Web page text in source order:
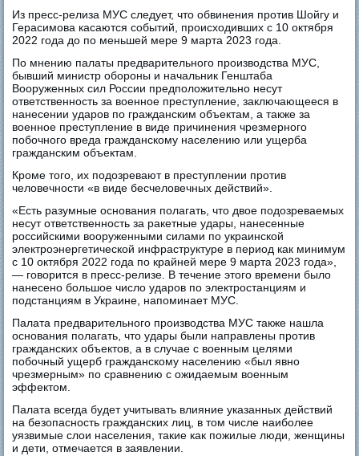
Из пресс-релиза МУС следует, что обвинения против Шойгу и
Герасимова касаются событий, происходивших с 10 октября
2022 года до по меньшей мере 9 марта 2023 года.
По мнению палаты предварительного производства МУС,
бывший министр обороны и начальник Генштаба
Вооруженных сил России предположительно несут
ответственность за военное преступление, заключающееся в
нанесении ударов по гражданским объектам, а также за
военное преступление в виде причинения чрезмерного
побочного вреда гражданскому населению или ущерба
гражданским объектам.
Кроме того, их подозревают в преступлении против
человечности «в виде бесчеловечных действий».
«Есть разумные основания полагать, что двое подозреваемых
несут ответственность за ракетные удары, нанесенные
российскими вооруженными силами по украинской
электроэнергетической инфраструктуре в период как минимум
с 10 октября 2022 года по крайней мере 9 марта 2023 года»,
— говорится в пресс-релизе. В течение этого времени было
нанесено большое число ударов по электростанциям и
подстанциям в Украине, напоминает МУС.
Палата предварительного производства МУС также нашла
основания полагать, что удары были направлены против
гражданских объектов, а в случае с военным целями
побочный ущерб гражданскому населению «был явно
чрезмерным» по сравнению с ожидаемым военным
эффектом.
Палата всегда будет учитывать влияние указанных действий
на безопасность гражданских лиц, в том числе наиболее
уязвимые слои населения, такие как пожилые люди, женщины
и дети, отмечается в заявлении.